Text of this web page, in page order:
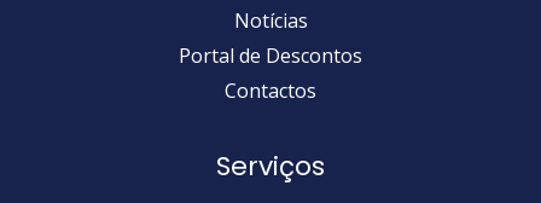
Notícias
Portal de Descontos
Contactos
Serviços